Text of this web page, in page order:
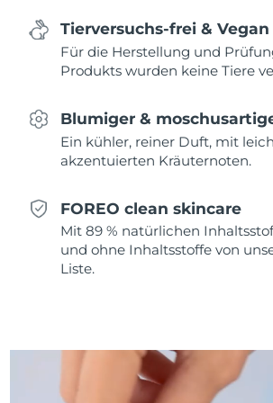
Tierversuchs-frei & Vegan
Für die Herstellung und
Produkts wurden keine Tiere
Blumiger &
Ein kühler, reiner Duft, mit
akzentuierten Kräuternoten.
FOREO clean skincare
Mit 89 % natürlichen
und ohne Inhaltsstoffe von
Liste.
Saudi-Arabien Erwartete
Singapur
Slowakei
Slowenien Erwartete
Südafrika
Südkorea
Schweiz